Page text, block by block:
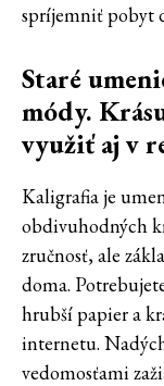
spríjemniť pobyt
Staré
módy.
využiť aj v
Kaligrafia je
obdivuhodných
zručnosť, ale
doma.
hrubší papier a
internetu.
vedomosťami